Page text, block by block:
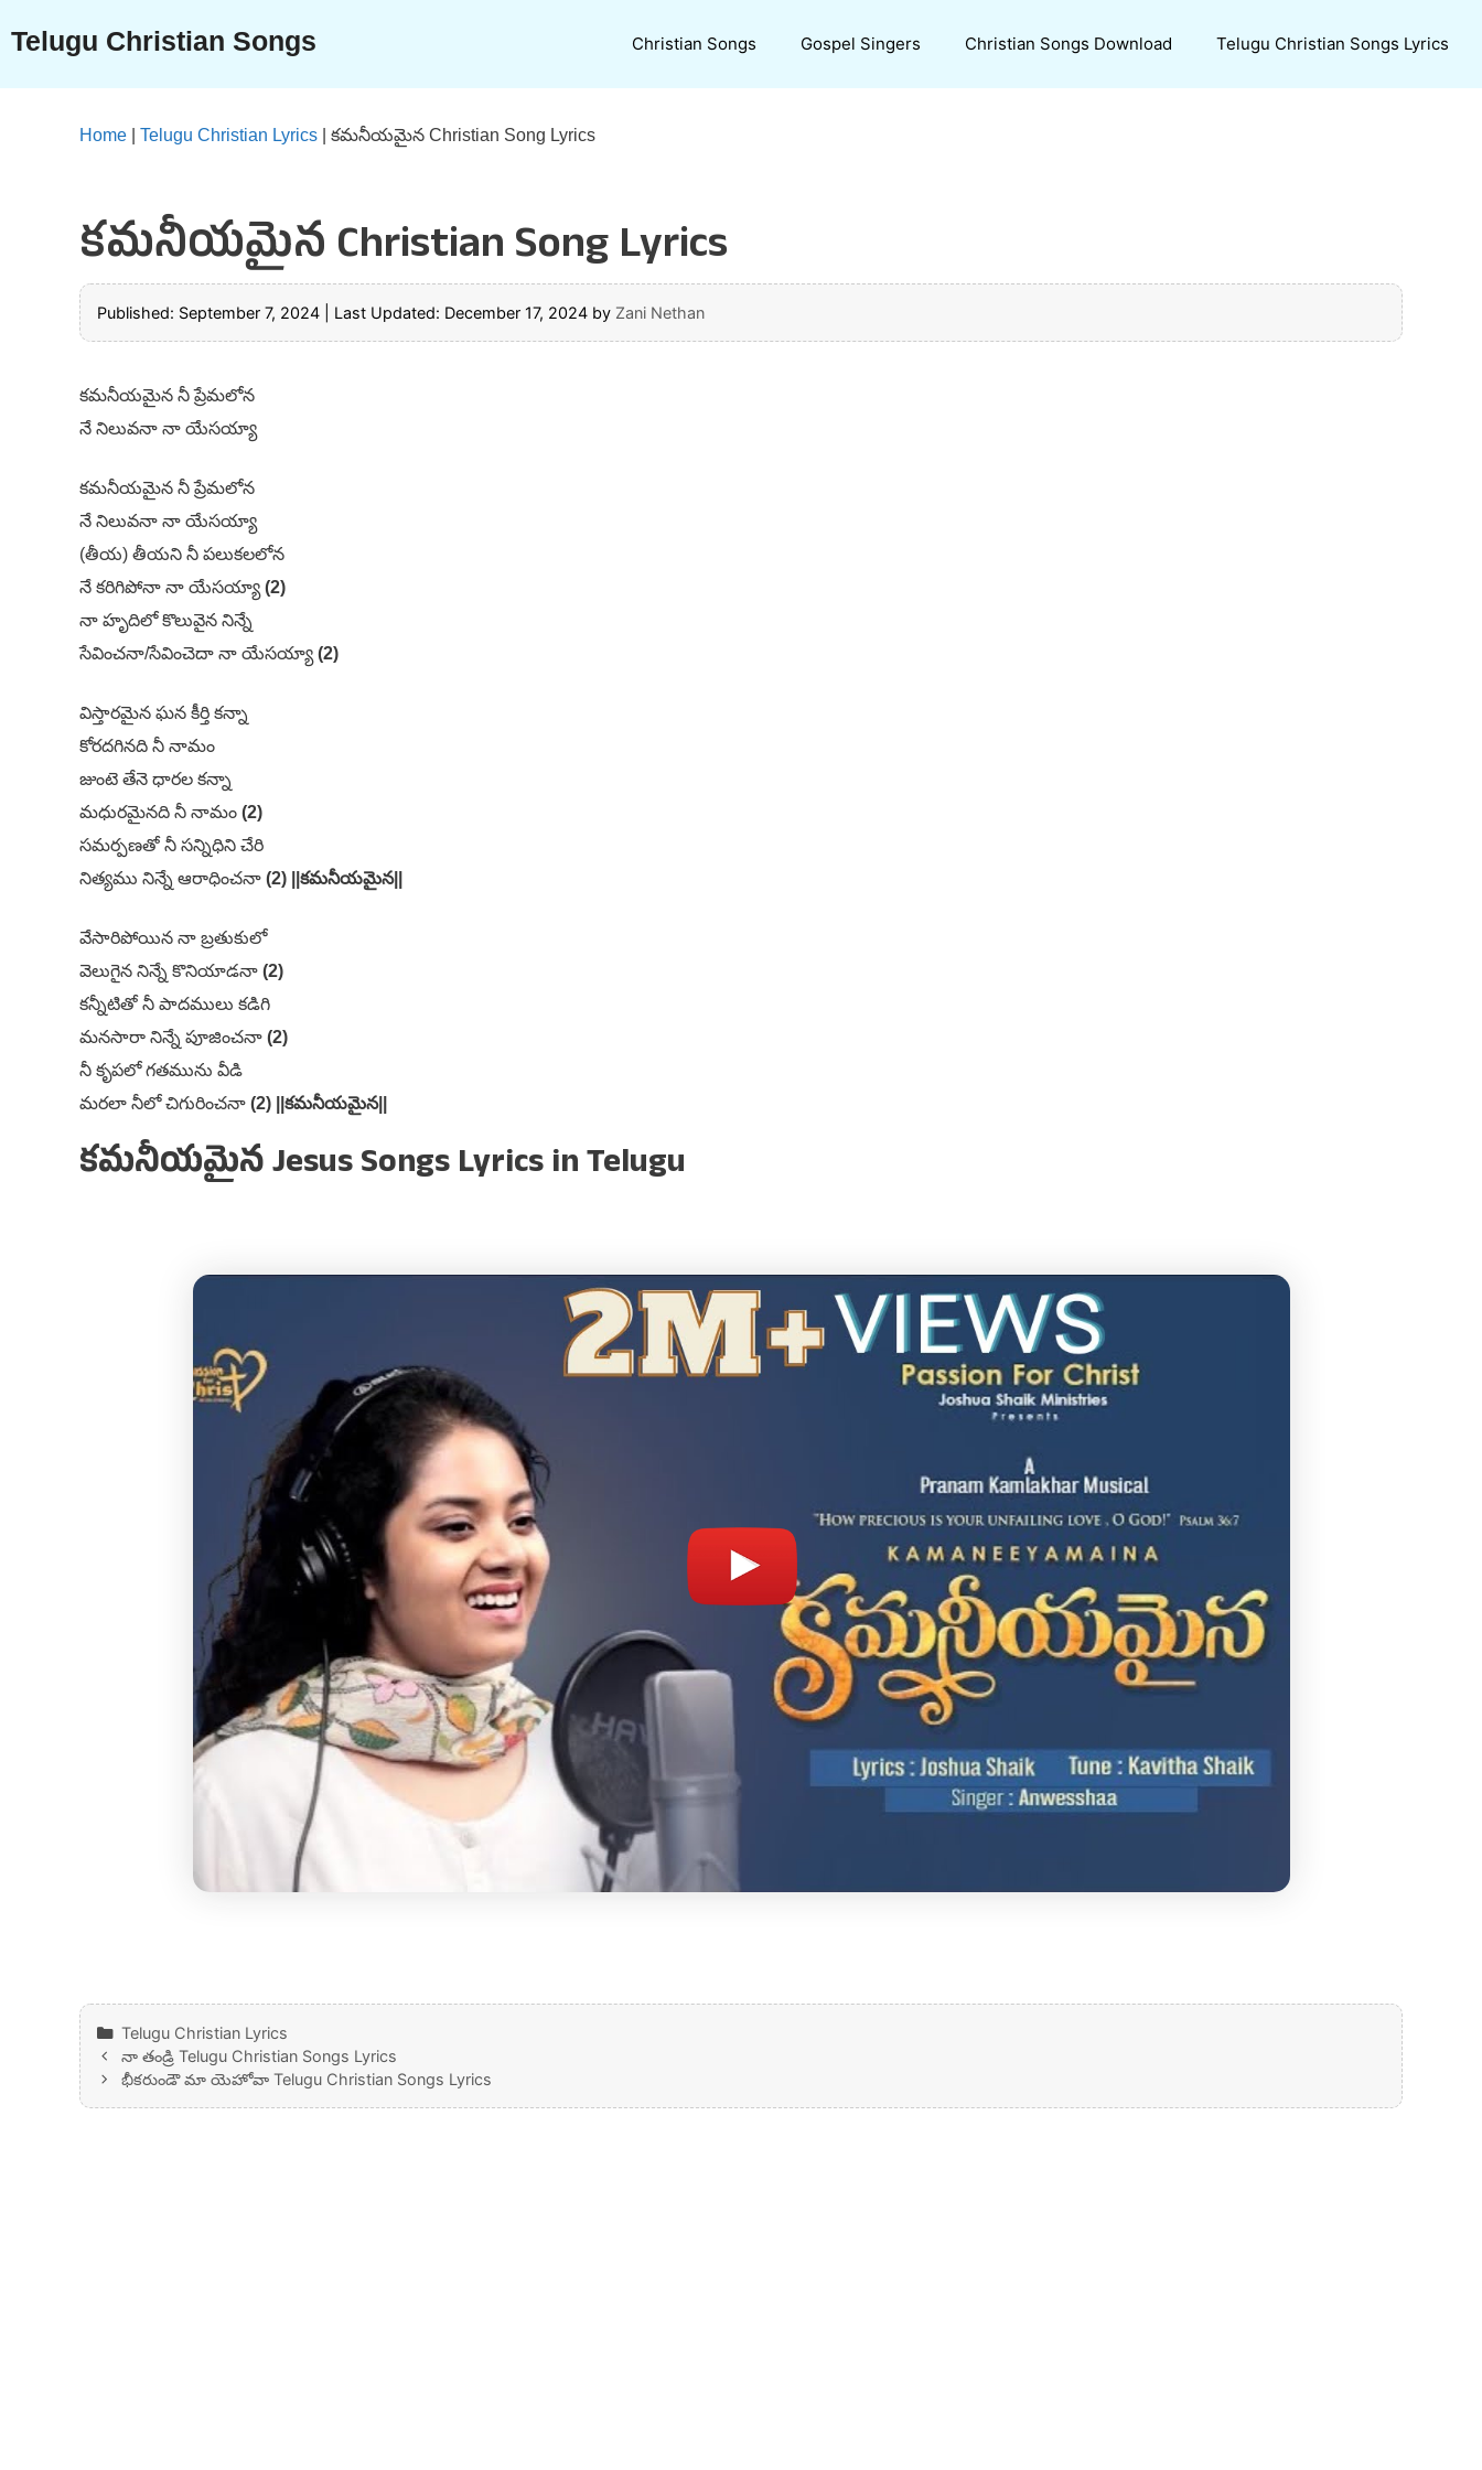
content
Telugu Christian Songs Christian Songs Gospel Singers Christian Songs Download Telugu Christian Songs Lyrics
Home Telugu Christian Lyrics కమనీయమైన Christian Song Lyrics
కమనీయమైన Christian Song Lyrics
Published: September 7, 2024 Last Updated: December 17, 2024 by Zani Nethan
కమనీయమైన నీ ప్రేమలోన
నే నిలువనా నా యేసయ్యా
కమనీయమైన నీ ప్రేమలోన
నే నిలువనా నా యేసయ్యా
(తీయ) తీయని నీ పలుకలలోన
నే కరిగిపోనా నా యేసయ్యా (2)
నా హృదిలో కొలువైన నిన్నే
సేవించనా/సేవించెదా నా యేసయ్యా (2)
విస్తారమైన ఘన కీర్తి కన్నా
కోరదగినది నీ నామం
జుంటె తేనె ధారల కన్నా
మధురమైనది నీ నామం (2)
సమర్పణతో నీ సన్నిధిని చేరి
నిత్యము నిన్నే ఆరాధించనా (2) ||కమనీయమైన||
వేసారిపోయిన నా బ్రతుకులో
వెలుగైన నిన్నే కొనియాడనా (2)
కన్నీటితో నీ పాదములు కడిగి
మనసారా నిన్నే పూజించనా (2)
నీ కృపలో గతమును వీడి
మరలా నీలో చిగురించనా (2) ||కమనీయమైన||
కమనీయమైన Jesus Songs Lyrics in Telugu
Categories
Telugu Christian Lyrics
నా తండ్రి Telugu Christian Songs Lyrics
భీకరుండౌ మా యెహోవా Telugu Christian Songs Lyrics